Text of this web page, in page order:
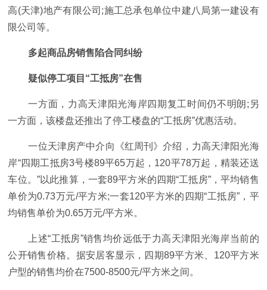
高(天津)地产有限公司;施工总承包单位中建八局第一建设有
限公司等。
多起商品房销售陷合同纠纷
疑似停工项目“工抵房”在售
一方面，力高天津阳光海岸四期复工时间仍不明朗;另
一方面，该楼盘还推出了停工楼盘的“工抵房”优惠活动。
一位天津房产中介向《红周刊》介绍，力高天津阳光海
岸“四期工抵房3号楼89平65万起，120平78万起，精装还送
车位。”以此推算，一套89平方米的四期“工抵房”，平均销售
单价为0.73万元/平方米;一套120平方米的四期“工抵房”，平
均销售单价为0.65万元/平方米。
上述“工抵房”销售均价远低于力高天津阳光海岸当前的
公开销售价格。据安居客显示，四期89平方米、120平方米
户型的销售均价在7500-8500元/平方米之间。